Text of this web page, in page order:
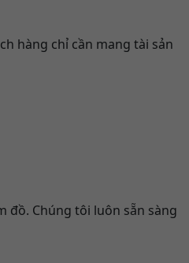
hàng chỉ cần mang tài sản
đồ. Chúng tôi luôn sẵn sàng